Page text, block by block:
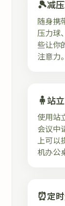
🎾减
随身携
压力球
些让你
注意力。
🧍站
使用站
会议中
上可以
机办公
⏰定